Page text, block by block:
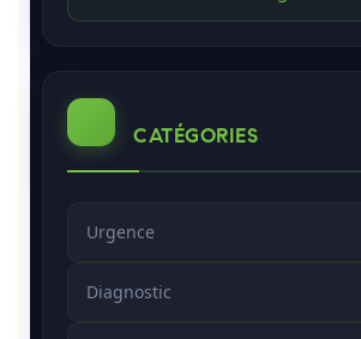
CATÉGORIES
Urgence
Diagnostic